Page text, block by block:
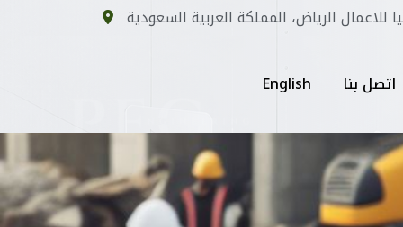
للاعمال الرياض، المملكة العربية السعودية
اتصل بنا English